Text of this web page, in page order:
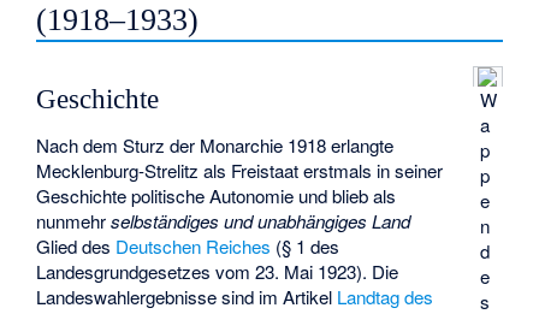
(1918–1933)
W
a
p
p
e
n
d
e
s
Geschichte
Nach dem Sturz der Monarchie 1918 erlangte
Mecklenburg-Strelitz als Freistaat erstmals in seiner
Geschichte politische Autonomie und blieb als
nunmehrselbständiges und unabhängiges Land
Glied des Deutschen Reiches (§ 1 des
Landesgrundgesetzes vom 23. Mai 1923). Die
Landeswahlergebnisse sind im Artikel Landtag des